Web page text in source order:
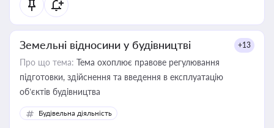
Земельні відносини у будівництві +13
Про що тема: Тема охоплює правове регулювання
підготовки, здійснення та введення в експлуатацію
об’єктів будівництва
Будівельна діяльність